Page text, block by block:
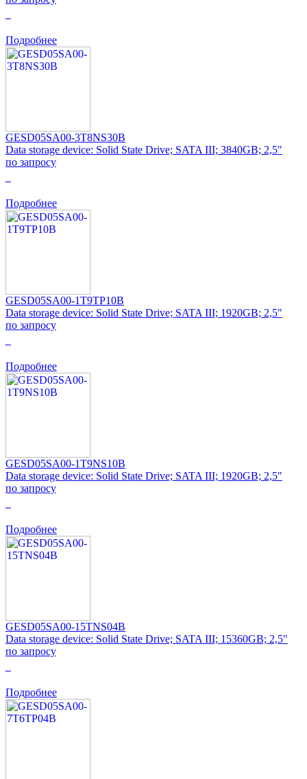
Подробнее
GESD05SA00-3T8NS30B
Data storage device: Solid State Drive; SATA III; 3840GB; 2,5"
по запросу
Подробнее
GESD05SA00-1T9TP10B
Data storage device: Solid State Drive; SATA III; 1920GB; 2,5"
по запросу
Подробнее
GESD05SA00-1T9NS10B
Data storage device: Solid State Drive; SATA III; 1920GB; 2,5"
по запросу
Подробнее
GESD05SA00-15TNS04B
Data storage device: Solid State Drive; SATA III; 15360GB; 2,5"
по запросу
Подробнее